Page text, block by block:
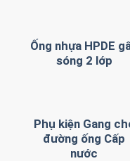
Ống nhựa HPDE
sóng 2 lớp
Phụ kiện Gang
đường ống Cấp
nước